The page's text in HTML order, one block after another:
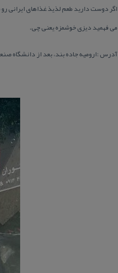
اگر دوست دارید طعم لذیذ غذاهای ایرانی
می فهمید دیزی خوشمزه یعنی چی.
آدرس :ارومیه جاده بند، بعد از دانشگاه